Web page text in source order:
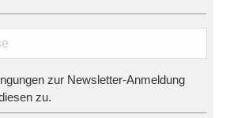
zur Newsletter-Anmeldung
zu.